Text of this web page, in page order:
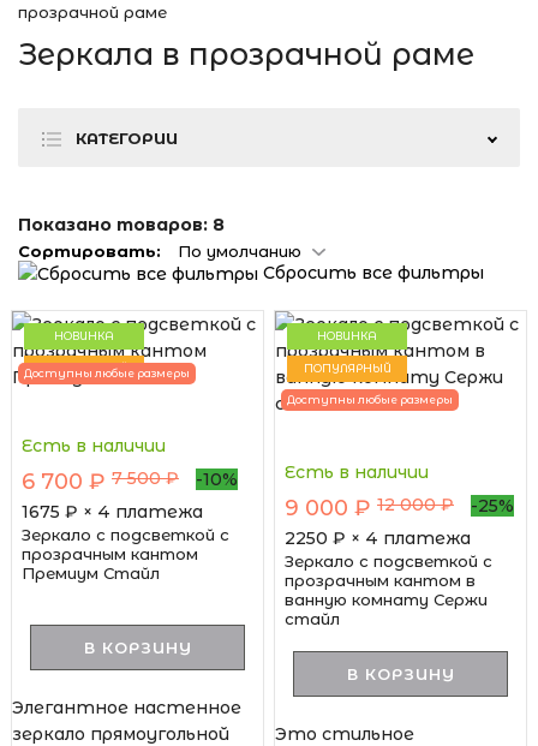
прозрачной раме
Зеркала в прозрачной раме
КАТЕГОРИИ
Показано товаров: 8
Сортировать: По умолчанию
Сбросить все фильтры
НОВИНКА
ПОПУЛЯРНЫЙ
Доступны любые размеры
Есть в наличии
6 700 ₽ 7 500 ₽
-10%
1675 ₽ × 4 платежа
Зеркало с подсветкой с
прозрачным кантом
Премиум Стайл
В КОРЗИНУ
Элегантное настенное
зеркало прямоугольной
НОВИНКА
ПОПУЛЯРНЫЙ
Доступны любые размеры
Есть в наличии
9 000 ₽ 12 000 ₽
-25%
2250 ₽ × 4 платежа
Зеркало с подсветкой с
прозрачным кантом в
ванную комнату Сержи
стайл
В КОРЗИНУ
Это стильное